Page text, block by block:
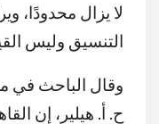
لا يزال
التنسيق وليس
وقال الباحث في
ح. أ. هيلير، إن